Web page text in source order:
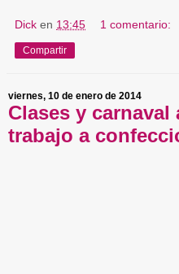
Dick en 13:45 1 comentario:
Compartir
viernes, 10 de enero de 2014
Clases y carnaval
trabajo a